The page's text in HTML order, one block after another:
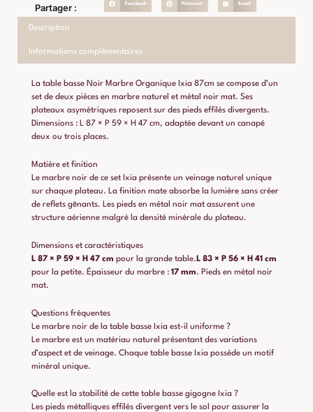
Partager : Facebook Pinterest Email
Description
Informations complémentaires
La table basse Noir Marbre Organique Ixia 87cm se compose d’un
set de deux pièces en marbre naturel et métal noir mat. Ses
plateaux asymétriques reposent sur des pieds effilés divergents.
Dimensions : L 87 × P 59 × H 47 cm, adaptée devant un canapé
deux ou trois places.
Matière et finition
Le marbre noir de ce set Ixia présente un veinage naturel unique
sur chaque plateau. La finition mate absorbe la lumière sans créer
de reflets gênants. Les pieds en métal noir mat assurent une
structure aérienne malgré la densité minérale du plateau.
Dimensions et caractéristiques
L 87 × P 59 × H 47 cm pour la grande table. L 83 × P 56 × H 41 cm
pour la petite. Épaisseur du marbre : 17 mm. Pieds en métal noir
mat.
Questions fréquentes
Le marbre noir de la table basse Ixia est-il uniforme ?
Le marbre est un matériau naturel présentant des variations
d’aspect et de veinage. Chaque table basse Ixia possède un motif
minéral unique.
Quelle est la stabilité de cette table basse gigogne Ixia ?
Les pieds métalliques effilés divergent vers le sol pour assurer la